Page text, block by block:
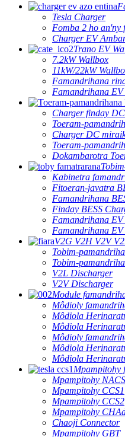
Tesla Charger
Fomba 2 ho an'ny
Charger EV
Trano EV
7.2kW Wallbox
11kW/22kW
Famandrihana
Famandrihana
Charger finday DC
Toeram-
Charger DC
Toeram-
Dokambarotra
Kabinetra
Fitoeran-javatra
Famandrihana
Finday BESS
Famandrihana EV
Famandrihana EV
V2G V2H V2V
Tobim-
Tobim-
V2L Discharger
V2V Discharger
Module
Môdioly
Môdiola
Môdiola
Môdioly
Môdiola
Môdiola
Mpampitohy
Mpampitohy
Mpampitohy CCS1
Mpampitohy CCS2
Mpampitohy
Chaoji Connector
Mpampitohy GBT